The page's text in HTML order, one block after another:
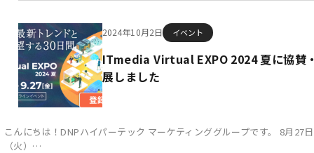
ITmedia Virtual EXPO 2024 夏に協賛
展しました
こんにちは！DNPハイパーテック マーケティンググループです。 8月27日
（火）…
2024年10月2日 イベント